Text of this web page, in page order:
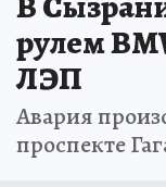
рулем
ЛЭП
Авария
проспекте